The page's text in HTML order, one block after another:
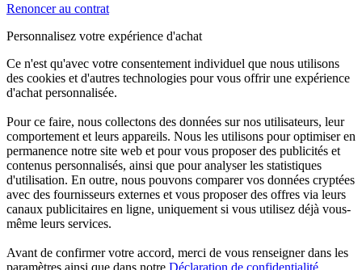
Renoncer au contrat
Personnalisez votre expérience d'achat
Ce n'est qu'avec votre consentement individuel que nous utilisons
des cookies et d'autres technologies pour vous offrir une expérience
d'achat personnalisée.
Pour ce faire, nous collectons des données sur nos utilisateurs, leur
comportement et leurs appareils. Nous les utilisons pour optimiser en
permanence notre site web et pour vous proposer des publicités et
contenus personnalisés, ainsi que pour analyser les statistiques
d'utilisation. En outre, nous pouvons comparer vos données cryptées
avec des fournisseurs externes et vous proposer des offres via leurs
canaux publicitaires en ligne, uniquement si vous utilisez déjà vous-
même leurs services.
Avant de confirmer votre accord, merci de vous renseigner dans les
paramètres ainsi que dans notre Déclaration de confidentialité